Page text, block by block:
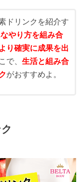
ドリンクを紹介す
やり方を組み合
り確実に成果を出
で、 生活と組み合
がおすすめよ。